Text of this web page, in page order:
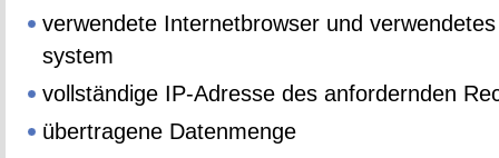
ver­wen­de­te In­ter­net­brow­ser und
sys­tem
voll­stän­di­ge IP-Adres­se des an­for­dern­den
über­tra­ge­ne Da­ten­men­ge